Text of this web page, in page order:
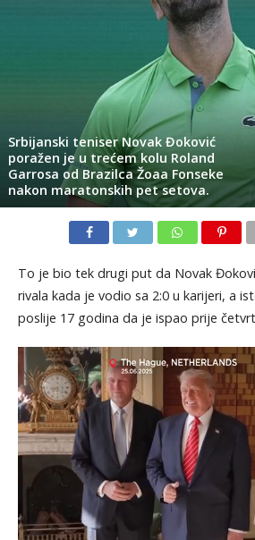
Srbijanski teniser Novak Đoković
poražen je u trećem kolu Roland
Garrosa od Brazilca Žoaa Fonseke
nakon maratonskih pet setova.
To je bio tek drugi put da Novak
rivala kada je vodio sa 2:0 u karijeri, a
poslije 17 godina da je ispao prije